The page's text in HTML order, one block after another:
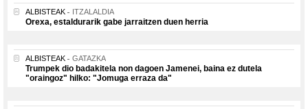
ALBISTEAK ITZALALDIA
Orexa, estaldurarik gabe jarraitzen duen herria
ALBISTEAK GATAZKA
Trumpek dio badakitela non dagoen Jamenei, baina ez dutela
"oraingoz" hilko: "Jomuga erraza da"